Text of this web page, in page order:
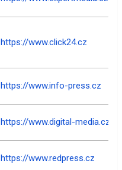
https://www.click24.cz
https://www.info-press.cz
https://www.digital-media.cz
https://www.redpress.cz